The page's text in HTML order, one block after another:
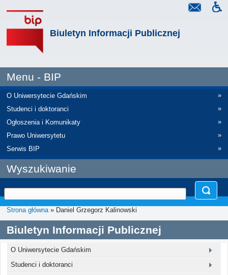
Biuletyn Informacji Publicznej
Menu - BIP
O Uniwersytecie Gdańskim
»
Studenci i doktoranci
»
Ogłoszenia i Komunikaty
»
Prawo Uniwersytetu
»
Serwis BIP
»
Wyszukiwanie
Strona główna» Daniel Grzegorz Kalinowski
Biuletyn Informacji Publicznej
O Uniwersytecie Gdańskim
Studenci i doktoranci